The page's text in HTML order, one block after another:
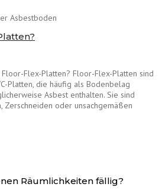
Flex-Platten? Floor-Flex-Platten sind
Platten, die häufig als Bodenbelag
Asbest enthalten. Sie sind
Zerschneiden oder unsachgemäßen
Räumlichkeiten fällig?